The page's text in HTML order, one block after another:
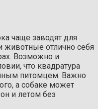
чаще заводят для
животные отлично себя
Возможно и
что квадратура
питомцем. Важно
а собаке может
и летом без